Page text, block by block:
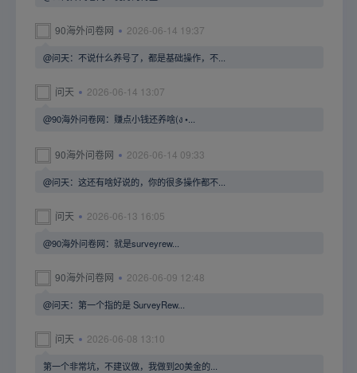
90海外问卷网 2026-06-14 19:37
@问天：不说什么养号了，都是基础操作，不...
问天 2026-06-14 13:07
@90海外问卷网：赚点小钱还养啥(ง •...
90海外问卷网 2026-06-14 09:33
@问天：这还有啥好说的，你的很多操作都不...
问天 2026-06-13 16:05
@90海外问卷网：就是surveyrew...
90海外问卷网 2026-06-09 12:48
@问天：第一个指的是 SurveyRew...
问天 2026-06-08 13:10
第一个非常坑，不建议做，我做到20美金的...